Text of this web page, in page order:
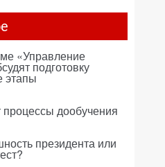
«Управление
подготовку
этапы
дообучения
президента или